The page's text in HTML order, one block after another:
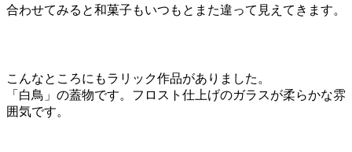
合わせてみると和菓子もいつもとまた違って見えてきます。
こんなところにもラリック作品がありました。
「白鳥」の蓋物です。フロスト仕上げのガラスが柔らかな雰
囲気です。